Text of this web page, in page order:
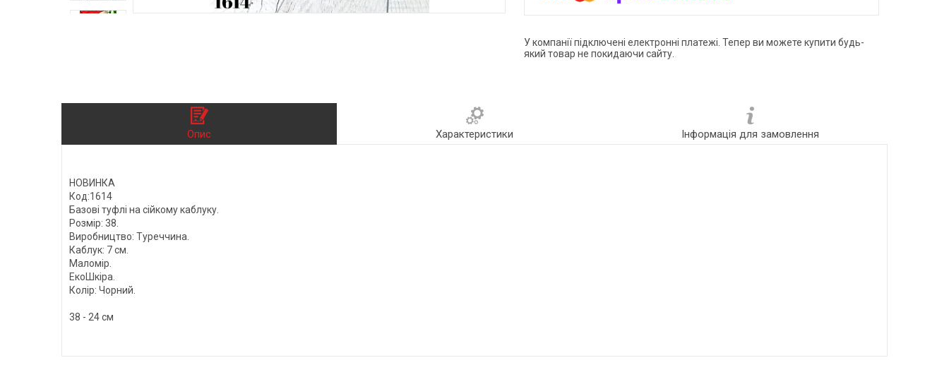
У компанії підключені електронні платежі. Тепер ви можете купити будь-
який товар не покидаючи сайту.
Опис Характеристики Інформація для замовлення
НОВИНКА
Код:1614
Базові туфлі на сійкому каблуку.
Розмір: 38.
Виробництво: Туреччина.
Каблук: 7 см.
Маломір.
ЕкоШкіра.
Колір: Чорний.
38 - 24 см